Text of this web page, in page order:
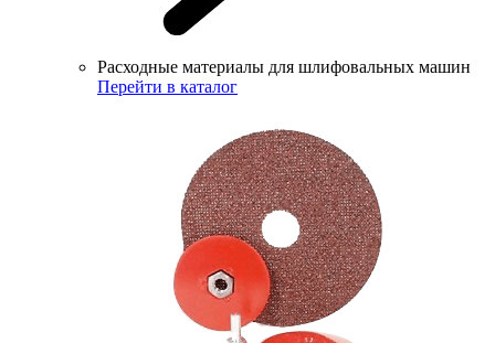
Расходные материалы для шлифовальных машин
Перейти в каталог